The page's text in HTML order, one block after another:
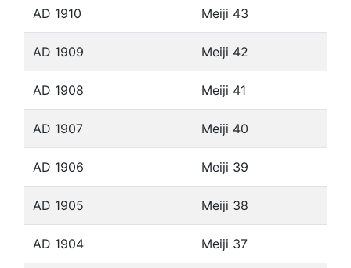
AD 1910 Meiji 43
AD 1909 Meiji 42
AD 1908 Meiji 41
AD 1907 Meiji 40
AD 1906 Meiji 39
AD 1905 Meiji 38
AD 1904 Meiji 37